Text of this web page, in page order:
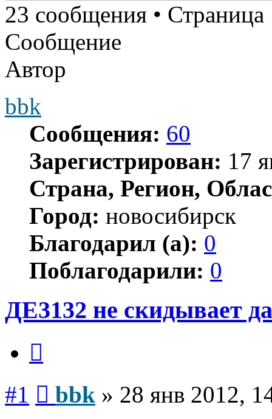
23 сообщения • Страница
Сообщение
Автор
bbk
Сообщения: 60
Зарегистрирован: 17
Страна, Регион,
Город: новосибирск
Благодарил (а): 0
Поблагодарили: 0
ДЕ3132 не скидывает
#1 bbk » 28 янв 2012,